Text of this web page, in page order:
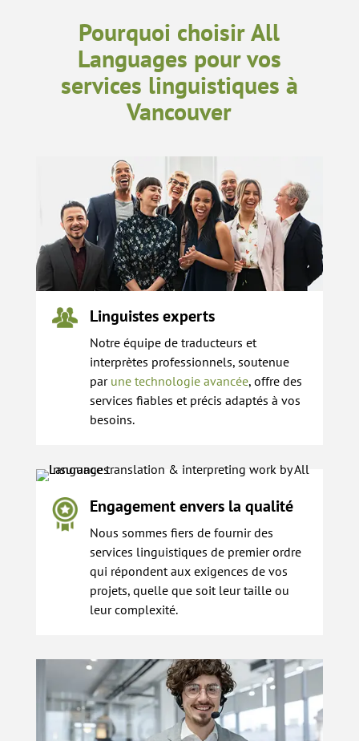
Pourquoi choisir All
Languages pour vos
services linguistiques à
Vancouver
Linguistes experts
Notre équipe de traducteurs et
interprètes professionnels, soutenue
par une technologie avancée, offre des
services fiables et précis adaptés à vos
besoins.
Engagement envers la qualité
Nous sommes fiers de fournir des
services linguistiques de premier ordre
qui répondent aux exigences de vos
projets, quelle que soit leur taille ou
leur complexité.